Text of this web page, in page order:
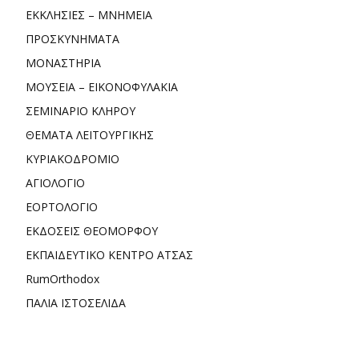
ΕΚΚΛΗΣΙΕΣ – ΜΝΗΜΕΙΑ
ΠΡΟΣΚΥΝΗΜΑΤΑ
ΜΟΝΑΣΤΗΡΙΑ
ΜΟΥΣΕΙΑ – ΕΙΚΟΝΟΦΥΛΑΚΙΑ
ΣΕΜΙΝΑΡΙΟ ΚΛΗΡΟΥ
ΘΕΜΑΤΑ ΛΕΙΤΟΥΡΓΙΚΗΣ
ΚΥΡΙΑΚΟΔΡΟΜΙΟ
ΑΓΙΟΛΟΓΙΟ
ΕΟΡΤΟΛΟΓΙΟ
ΕΚΔΟΣΕΙΣ ΘΕΟΜΟΡΦΟΥ
ΕΚΠΑΙΔΕΥΤΙΚΟ ΚΕΝΤΡΟ ΑΤΣΑΣ
RumOrthodox
ΠΑΛΙΑ ΙΣΤΟΣΕΛΙΔΑ